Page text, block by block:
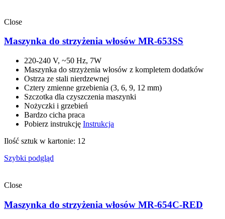
Close
Maszynka do strzyżenia włosów MR-653SS
220-240 V, ~50 Hz, 7W
Maszynka do strzyżenia włosów z kompletem dodatków
Ostrza ze stali nierdzewnej
Cztery zmienne grzebienia (3, 6, 9, 12 mm)
Szczotka dla czyszczenia maszynki
Nożyczki i grzebień
Bardzo cicha praca
Pobierz instrukcję Instrukcja
Ilość sztuk w kartonie: 12
Szybki podgląd
Close
Maszynka do strzyżenia włosów MR-654C-RED